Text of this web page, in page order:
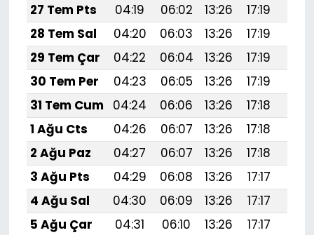
27 Tem Pts
04:19 06:02 13:26 17:19
28 Tem Sal
04:20 06:03 13:26 17:19
29 Tem Çar
04:22 06:04 13:26 17:19
30 Tem Per
04:23 06:05 13:26 17:19
31 Tem Cum
04:24 06:06 13:26 17:18
1 Ağu Cts
04:26 06:07 13:26 17:18
2 Ağu Paz
04:27 06:07 13:26 17:18
3 Ağu Pts
04:29 06:08 13:26 17:17
4 Ağu Sal
04:30 06:09 13:26 17:17
5 Ağu Çar
04:31 06:10 13:26 17:17